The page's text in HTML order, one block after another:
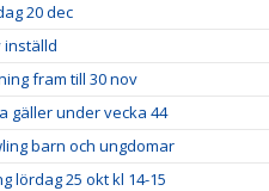
20 dec
inställd
fram till 30 nov
gäller under vecka 44
barn och ungdomar
lördag 25 okt kl 14-15